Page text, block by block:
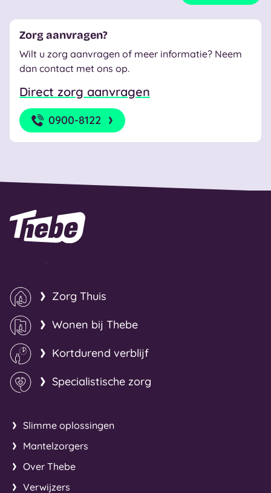
Zorg aanvragen?
Wilt u zorg aanvragen of meer informatie? Neem
dan contact met ons op.
Direct zorg aanvragen
0900-8122
Naar homepage
Zorg Thuis
Wonen bij Thebe
Kortdurend verblijf
Specialistische zorg
Slimme oplossingen
Mantelzorgers
Over Thebe
Verwijzers